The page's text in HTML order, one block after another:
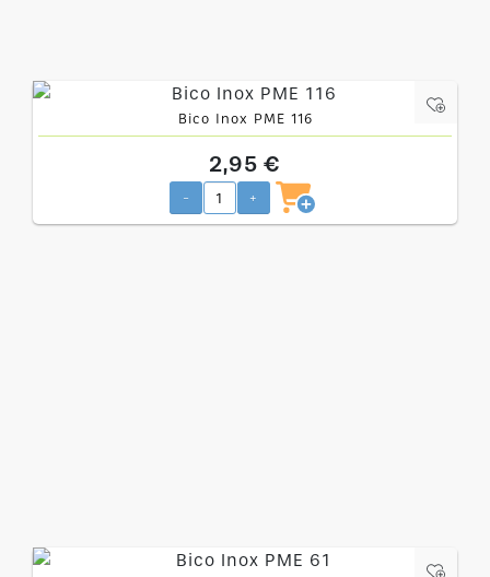
Bico Inox PME 116
2,95 €
- +